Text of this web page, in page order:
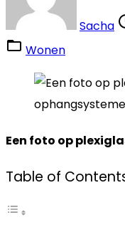
Sacha
Wonen
Een foto op
Table of